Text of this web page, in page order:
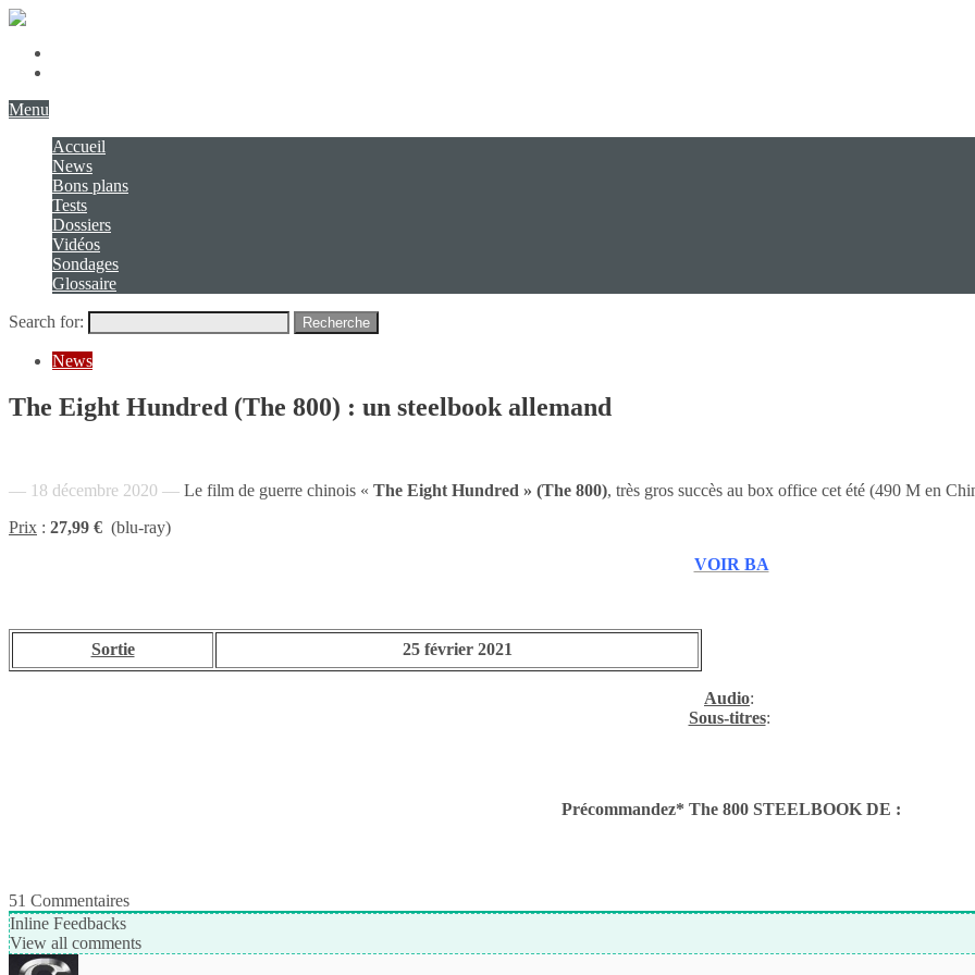
Menu
Accueil
News
Bons plans
Tests
Dossiers
Vidéos
Sondages
Glossaire
Search for: Recherche
News
The Eight Hundred (The 800) : un steelbook allemand
— 18 décembre 2020 — Le film de guerre chinois « The Eight Hundred » (The 800), très gros succès au box office cet été (490 M en
Prix : 27,99 € (blu-ray)
VOIR BA
Sortie 25 février 2021
Audio:
Sous-titres:
Précommandez* The 800 STEELBOOK DE :
51 Commentaires
Inline Feedbacks
View all comments